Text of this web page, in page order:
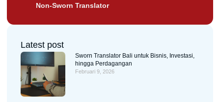
Non-Sworn Translator
Latest post
Sworn Translator Bali untuk Bisnis, Investasi,
hingga Perdagangan
Februari 9, 2026